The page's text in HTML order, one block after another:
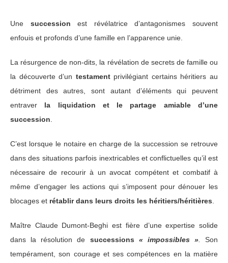
Une succession est révélatrice d’antagonismes souvent
enfouis et profonds d’une famille en l’apparence unie.
La résurgence de non-dits, la révélation de secrets de famille ou
la découverte d’un testament privilégiant certains héritiers au
détriment des autres, sont autant d’éléments qui peuvent
entraver la liquidation et le partage amiable d’une
succession
C’est lorsque le notaire en charge de la succession se retrouve
dans des situations parfois inextricables et conflictuelles qu’il est
nécessaire de recourir à un avocat compétent et combatif à
même d’engager les actions qui s’imposent pour dénouer les
blocages et rétablir dans leurs droits les héritiers/héritières
Maître Claude Dumont-Beghi est fière d’une expertise solide
dans la résolution de successions « impossibles ».
Son
tempérament, son courage et ses compétences en la matière